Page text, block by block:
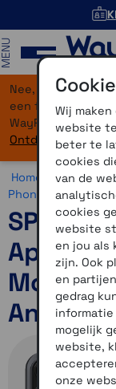
Nee, je bent niet
een flinke
WayPoint-service,
Ontdek hier wat
Home >Motor >
Phone Case >SP
SP
Apple
Moto
Anti
Wij
website
beter te
cookies
van de
cookies
website
en jou als
zijn. Ook
en
gedrag
informatie
mogelijk
website,
onze